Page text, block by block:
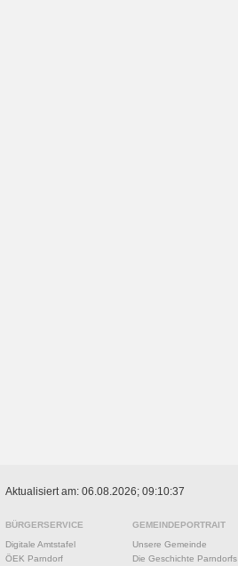
Aktualisiert am: 06.08.2026; 09:10:37
BÜRGERSERVICE
Digitale Amtstafel
ÖEK Parndorf
GEMEINDEPORTRAIT
Unsere Gemeinde
Die Geschichte Parndorfs